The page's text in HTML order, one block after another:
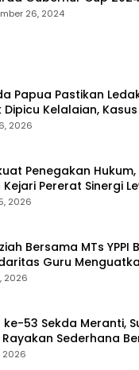
26, 2024
Papua Pastikan
Dipicu Kelalaian,
2026
Penegakan
Kejari Pererat Sinergi
2026
Bersama MTs YPPI
Guru
Berduka
2026
ke-53 Sekda Meranti,
Rayakan Sederhana
2026